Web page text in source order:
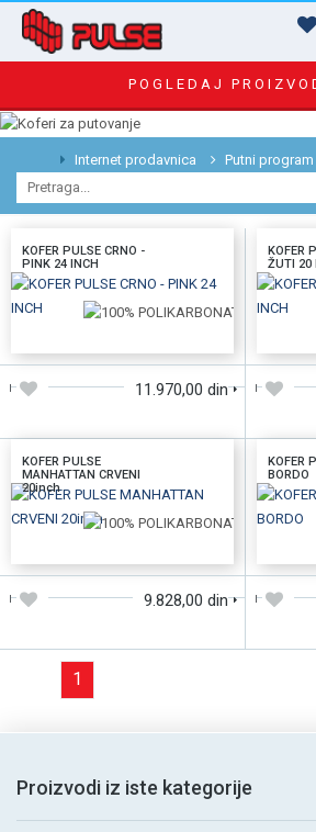
POGLEDAJ
Internet prodavnica Putni program
KOFER PULSE CRNO -
PINK 24 INCH
11.970,00 din
KOFER
ŽUTI 20
KOFER PULSE
MANHATTAN CRVENI
20inch
9.828,00 din
KOFER
BORDO
1
Proizvodi iz iste kategorije